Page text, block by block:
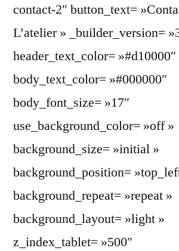
contact-2″ button_text=
L’atelier » _builder_version=
header_text_color= »#d10000″
body_text_color= »#000000″
body_font_size= »17″
use_background_color= »off »
background_size= »initial »
background_position=
background_repeat= »repeat »
background_layout= »light »
z_index_tablet= »500″